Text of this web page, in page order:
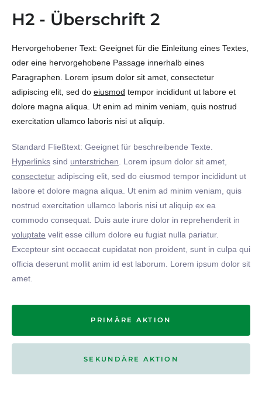
H2 - Überschrift 2
Hervorgehobener Text: Geeignet für die Einleitung eines Textes,
oder eine hervorgehobene Passage innerhalb eines
Paragraphen. Lorem ipsum dolor sit amet, consectetur
adipiscing elit, sed do eiusmod tempor incididunt ut labore et
dolore magna aliqua. Ut enim ad minim veniam, quis nostrud
exercitation ullamco laboris nisi ut aliquip.
Standard Fließtext: Geeignet für beschreibende Texte.
Hyperlinks sind unterstrichen . Lorem ipsum dolor sit amet,
consectetur adipiscing elit, sed do eiusmod tempor incididunt ut
labore et dolore magna aliqua. Ut enim ad minim veniam, quis
nostrud exercitation ullamco laboris nisi ut aliquip ex ea
commodo consequat. Duis aute irure dolor in reprehenderit in
voluptate velit esse cillum dolore eu fugiat nulla pariatur.
Excepteur sint occaecat cupidatat non proident, sunt in culpa qui
officia deserunt mollit anim id est laborum. Lorem ipsum dolor sit
amet.
PRIMÄRE AKTION
SEKUNDÄRE AKTION